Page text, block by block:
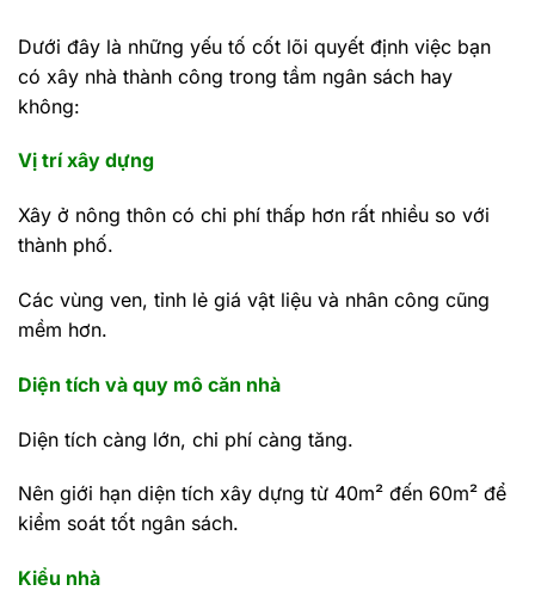
Dưới đây là những yếu tố cốt lõi quyết định việc bạn
có xây nhà thành công trong tầm ngân sách hay
không:
Vị trí xây dựng
Xây ở nông thôn có chi phí thấp hơn rất nhiều so với
thành phố.
Các vùng ven, tỉnh lẻ giá vật liệu và nhân công cũng
mềm hơn.
Diện tích và quy mô căn nhà
Diện tích càng lớn, chi phí càng tăng.
Nên giới hạn diện tích xây dựng từ 40m² đến 60m² để
kiểm soát tốt ngân sách.
Kiểu nhà